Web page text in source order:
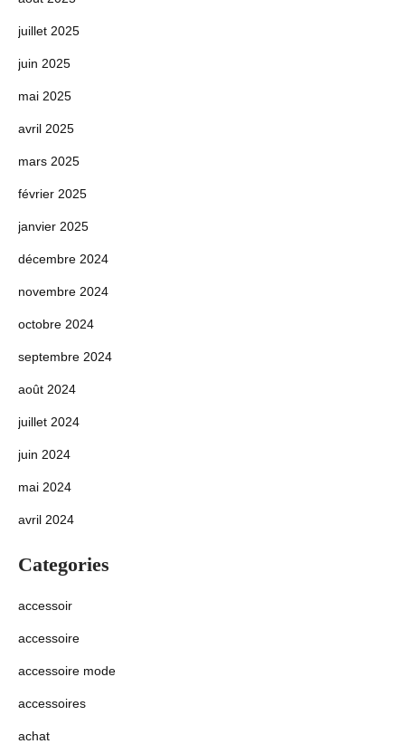
juillet 2025
juin 2025
mai 2025
avril 2025
mars 2025
février 2025
janvier 2025
décembre 2024
novembre 2024
octobre 2024
septembre 2024
août 2024
juillet 2024
juin 2024
mai 2024
avril 2024
Categories
accessoir
accessoire
accessoire mode
accessoires
achat